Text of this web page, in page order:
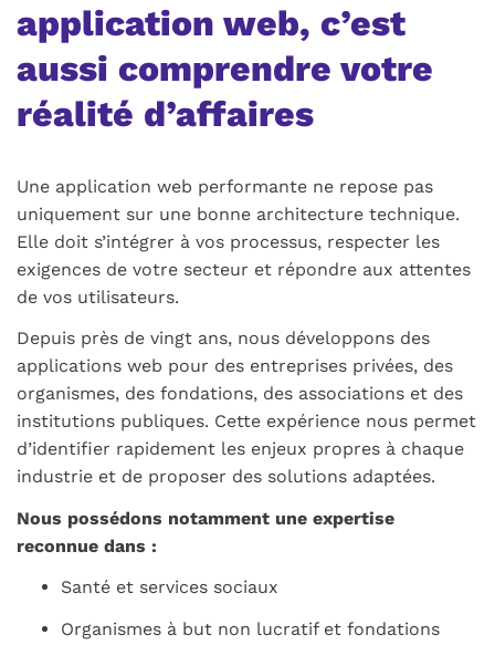
application web, c’est
aussi comprendre votre
réalité d’affaires
Une application web performante ne repose pas
uniquement sur une bonne architecture technique.
Elle doit s’intégrer à vos processus, respecter les
exigences de votre secteur et répondre aux attentes
de vos utilisateurs.
Depuis près de vingt ans, nous développons des
applications web pour des entreprises privées, des
organismes, des fondations, des associations et des
institutions publiques. Cette expérience nous permet
d’identifier rapidement les enjeux propres à chaque
industrie et de proposer des solutions adaptées.
Nous possédons notamment une expertise
reconnue dans :
Santé et services sociaux
Organismes à but non lucratif et fondations